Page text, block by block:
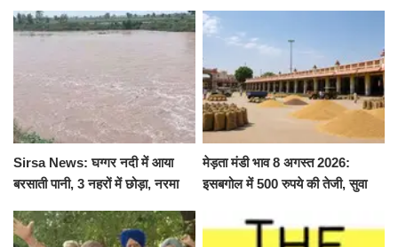
Sirsa News: घग्गर नदी में आया
बरसाती पानी, 3 नहरों में छोड़ा, नरमा
मेड़ता मंडी भाव 8 अगस्त 2026:
इसबगोल में 500 रुपये की तेजी, सुवा